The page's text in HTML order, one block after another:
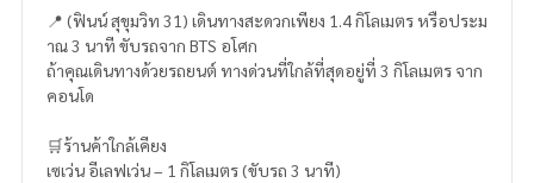
📍 (ฟินน์ สุขุมวิท 31) เดินทางสะดวกเพียง 1.4 กิโลเมตร หรือประม
าณ 3 นาที ขับรถจาก BTS อโศก
ถ้าคุณเดินทางด้วยรถยนต์ ทางด่วนที่ใกล้ที่สุดอยู่ที่ 3 กิโลเมตร จาก
คอนโด
🛒ร้านค้าใกล้เคียง
เซเว่น อีเลฟเว่น – 1 กิโลเมตร (ขับรถ 3 นาที)